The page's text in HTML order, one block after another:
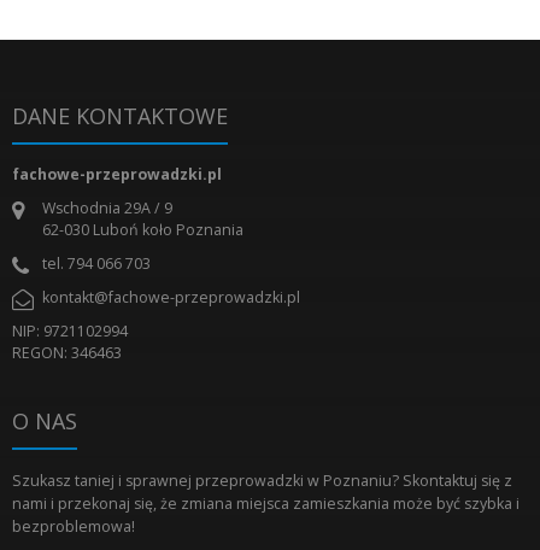
DANE KONTAKTOWE
fachowe-przeprowadzki.pl
Wschodnia 29A / 9
62-030 Luboń koło Poznania
tel. 794 066 703
kontakt@fachowe-przeprowadzki.pl
NIP: 9721102994
REGON: 346463
O NAS
Szukasz taniej i sprawnej przeprowadzki w Poznaniu? Skontaktuj się z
nami i przekonaj się, że zmiana miejsca zamieszkania może być szybka i
bezproblemowa!